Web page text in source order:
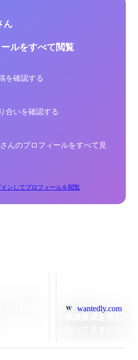
ん
ルをすべて閲覧
を確認する
合いを確認する
んのプロフィールをすべて見
インしてプロフィールを閲覧
wantedly.com